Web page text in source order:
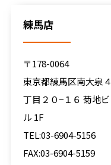
練馬店
〒178-0064
東京都練馬区南大泉４
丁目２０−１６ 菊地ビ
ル 1F
TEL:03-6904-5156
FAX:03-6904-5159